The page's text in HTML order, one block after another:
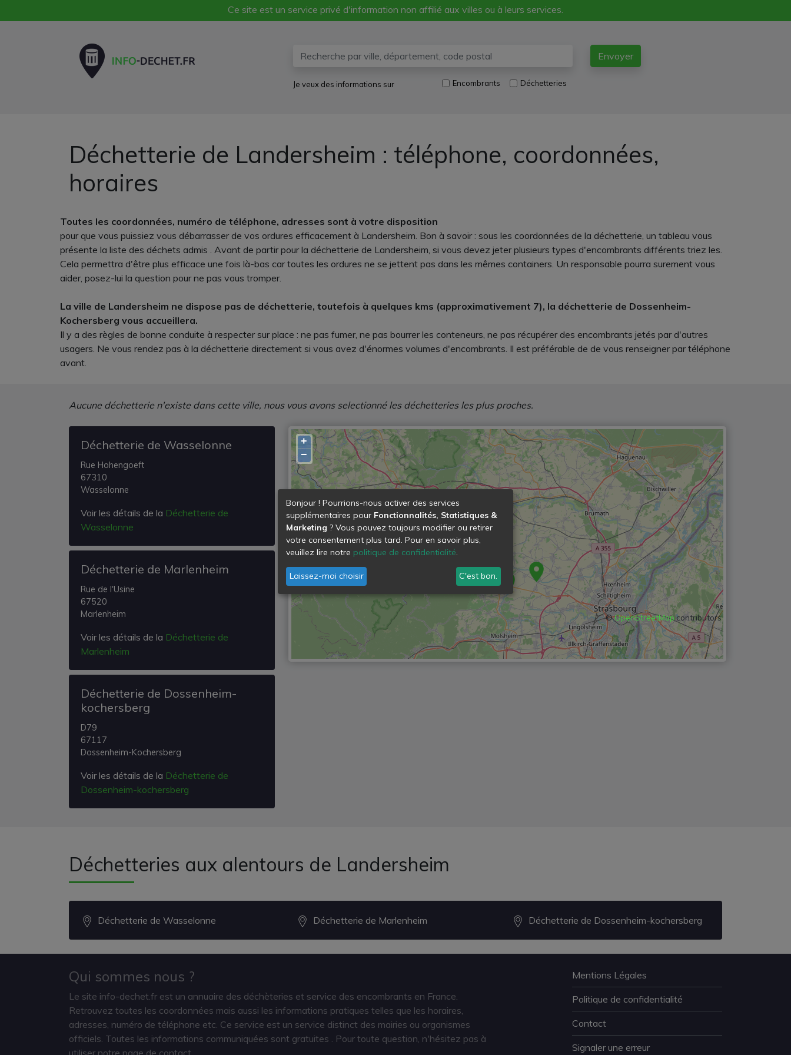
Ce site est un service privé d'information non affilié aux villes ou à leurs services.
Envoyer
Je veux des informations sur Encombrants Déchetteries
Déchetterie de Landersheim : téléphone, coordonnées,
horaires
Toutes les coordonnées, numéro de téléphone, adresses sont à votre disposition
pour que vous puissiez vous débarrasser de vos ordures efficacement à Landersheim. Bon à savoir : sous les coordonnées de la déchetterie, un tableau vous
présente la liste des déchets admis . Avant de partir pour la déchetterie de Landersheim, si vous devez jeter plusieurs types d'encombrants différents triez les.
Cela permettra d'être plus efficace une fois là-bas car toutes les ordures ne se jettent pas dans les mêmes containers. Un responsable pourra surement vous
aider, posez-lui la question pour ne pas vous tromper.
La ville de Landersheim ne dispose pas de déchetterie, toutefois à quelques kms (approximativement 7), la déchetterie de Dossenheim-
Kochersberg vous accueillera.
Il y a des règles de bonne conduite à respecter sur place : ne pas fumer, ne pas bourrer les conteneurs, ne pas récupérer des encombrants jetés par d'autres
usagers. Ne vous rendez pas à la déchetterie directement si vous avez d'énormes volumes d'encombrants. Il est préférable de de vous renseigner par téléphone
avant.
Aucune déchetterie n'existe dans cette ville, nous vous avons selectionné les déchetteries les plus proches.
Déchetterie de Wasselonne
Rue Hohengoeft
67310
Wasselonne
Voir les détails de la Déchetterie de
Wasselonne
Déchetterie de Marlenheim
Rue de l'Usine
67520
Marlenheim
Voir les détails de la Déchetterie de
Marlenheim
Déchetterie de Dossenheim-
kochersberg
D79
67117
Dossenheim-Kochersberg
Voir les détails de la Déchetterie de
Dossenheim-kochersberg
+
−
©OpenStreetMapcontributors
Déchetteries aux alentours de Landersheim
Déchetterie de Wasselonne Déchetterie de Marlenheim Déchetterie de Dossenheim-kochersberg
Qui sommes nous ?
Le site info-dechet.fr est un annuaire des déchèteries et service des encombrants en France.
Retrouvez toutes les coordonnées mais aussi les informations pratiques telles que les horaires,
adresses, numéro de téléphone etc. Ce service est un service distinct des mairies ou organismes
officiels. Toutes les informations communiquées sont gratuites . Pour toute question, n'hésitez pas à
utiliser notre page de contact.
Mentions Légales
Politique de confidentialité
Contact
Signaler une erreur
Bonjour ! Pourrions-nous activer des services
supplémentaires pour Fonctionnalités, Statistiques &
Marketing ? Vous pouvez toujours modifier ou retirer
votre consentement plus tard. Pour en savoir plus,
veuillez lire notre politique de confidentialité.
Laissez-moi choisir C'est bon.